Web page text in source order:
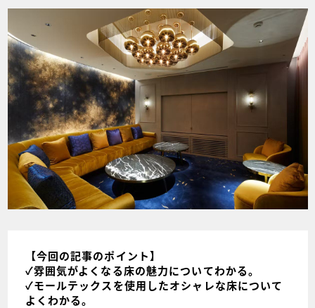
【今回の記事のポイント】
✓雰囲気がよくなる床の魅力についてわかる。
✓モールテックスを使用したオシャレな床について
よくわかる。